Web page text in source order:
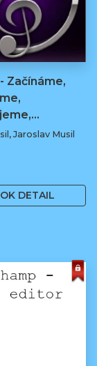
Začínáme,
Jaroslav Musil
DETAIL